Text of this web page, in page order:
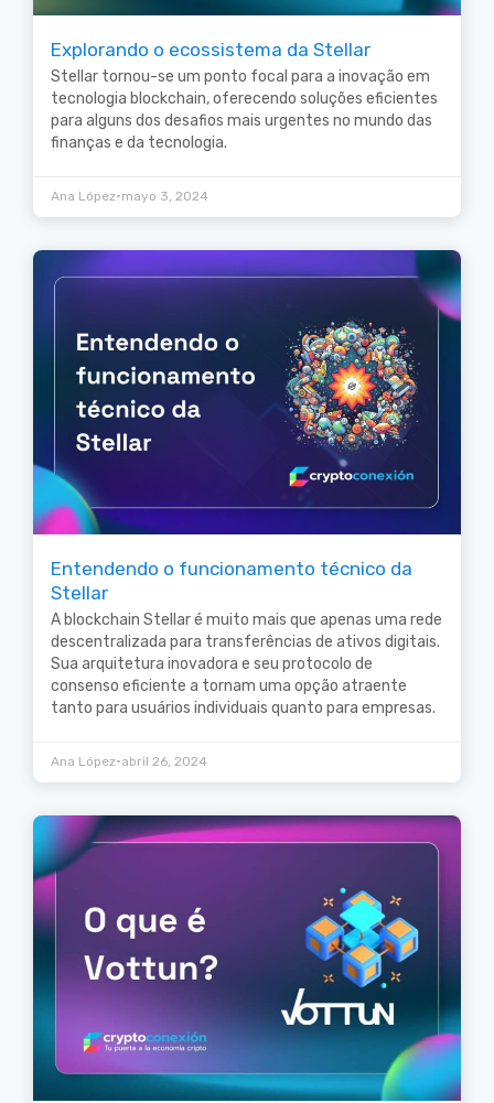
Explorando o ecossistema da Stellar
Stellar tornou-se um ponto focal para a inovação em
tecnologia blockchain, oferecendo soluções eficientes
para alguns dos desafios mais urgentes no mundo das
finanças e da tecnologia.
Ana López•mayo 3, 2024
Entendendo o funcionamento técnico da
Stellar
A blockchain Stellar é muito mais que apenas uma rede
descentralizada para transferências de ativos digitais.
Sua arquitetura inovadora e seu protocolo de
consenso eficiente a tornam uma opção atraente
tanto para usuários individuais quanto para empresas.
Ana López•abril 26, 2024